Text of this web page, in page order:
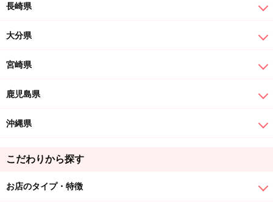
長崎県
大分県
宮崎県
鹿児島県
沖縄県
こだわりから探す
お店のタイプ・特徴